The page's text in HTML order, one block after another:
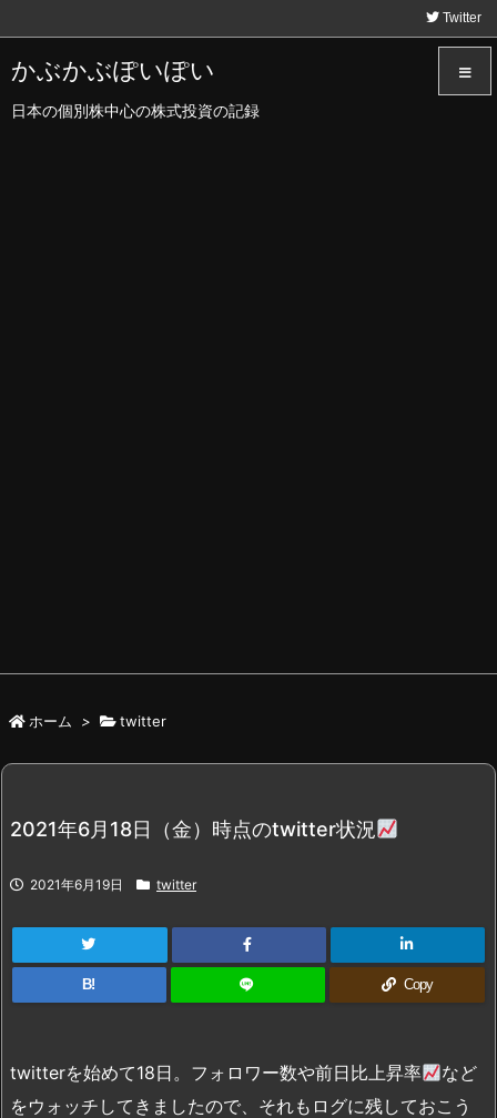
かぶかぶぽいぽい
日本の個別株中心の株式投資の記録
Twitter
ホーム > twitter
2021年6月18日（金）時点のtwitter状況
2021年6月19日 twitter
B! Copy
twitterを始めて18日。フォロワー数や前日比上昇率
など
をウォッチしてきましたので、それもログに残しておこう